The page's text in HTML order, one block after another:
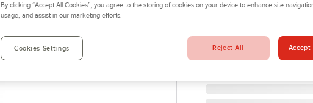
PELA TOOLS
SPÅNSUG PELA FM
Artikelnr: 75216363
By clicking “Accept All Cookies”, you agree to the storing of cookies on your device to enhance site
usage, and assist in our marketing efforts.
Cookies Settings Reject All Accept